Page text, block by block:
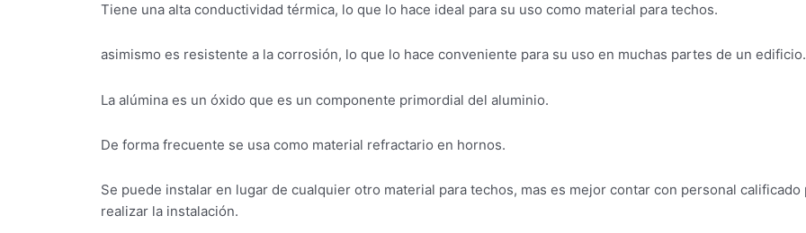
Tiene una alta conductividad térmica, lo que lo hace ideal para su uso como material para techos.
asimismo es resistente a la corrosión, lo que lo hace conveniente para su uso en muchas partes de un edificio.
La alúmina es un óxido que es un componente primordial del aluminio.
De forma frecuente se usa como material refractario en hornos.
Se puede instalar en lugar de cualquier otro material para techos, mas es mejor contar con personal calificado
realizar la instalación.